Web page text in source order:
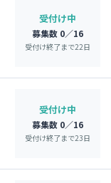
受付け中
募集数 0／16
受付け終了まで22日
受付け中
募集数 0／16
受付け終了まで23日